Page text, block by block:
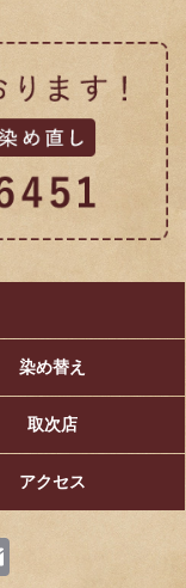
染め替え
取次店
アクセス